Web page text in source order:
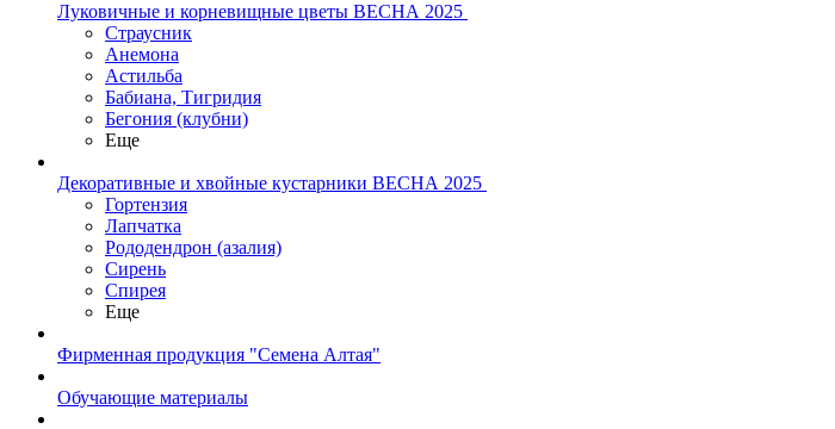
Луковичные и корневищные цветы ВЕСНА 2025
Страусник
Анемона
Астильба
Бабиана, Тигридия
Бегония (клубни)
Еще
Декоративные и хвойные кустарники ВЕСНА 2025
Гортензия
Лапчатка
Рододендрон (азалия)
Сирень
Спирея
Еще
Фирменная продукция "Семена Алтая"
Обучающие материалы